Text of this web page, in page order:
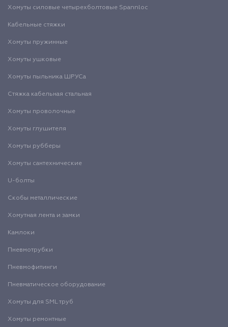
Хомуты силовые четырехболтовые Spannloc
Кабельные стяжки
Хомуты пружинные
Хомуты ушковые
Хомуты пыльника ШРУСа
Стяжка кабельная стальная
Хомуты проволочные
Хомуты глушителя
Хомуты рубберы
Хомуты сантехнические
U-болты
Скобы металлические
Хомутная лента и замки
Камлоки
Пневмотрубки
Пневмофитинги
Пневматическое оборудование
Хомуты для SML труб
Хомуты ремонтные